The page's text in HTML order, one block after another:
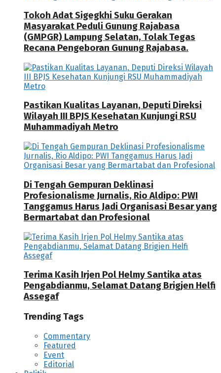
Tokoh Adat Sigegkhi Suku Gerakan
Masyarakat Peduli Gunung Rajabasa
(GMPGR) Lampung Selatan, Tolak Tegas
Recana Pengeboran Gunung Rajabasa.
Pastikan Kualitas Layanan, Deputi Direksi
Wilayah III BPJS Kesehatan Kunjungi RSU
Muhammadiyah Metro
Di Tengah Gempuran Deklinasi
Profesionalisme Jurnalis, Rio Aldipo: PWI
Tanggamus Harus Jadi Organisasi Besar yang
Bermartabat dan Profesional
Terima Kasih Irjen Pol Helmy Santika atas
Pengabdianmu, Selamat Datang Brigjen Helfi
Assegaf
Trending Tags
Commentary
Featured
Event
Editorial